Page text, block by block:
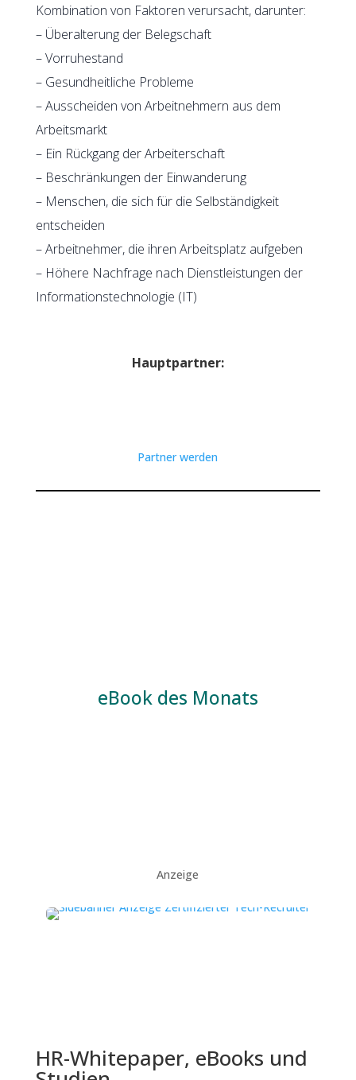
Kombination von Faktoren verursacht, darunter:
– Überalterung der Belegschaft
– Vorruhestand
– Gesundheitliche Probleme
– Ausscheiden von Arbeitnehmern aus dem
Arbeitsmarkt
– Ein Rückgang der Arbeiterschaft
– Beschränkungen der Einwanderung
– Menschen, die sich für die Selbständigkeit
entscheiden
– Arbeitnehmer, die ihren Arbeitsplatz aufgeben
– Höhere Nachfrage nach Dienstleistungen der
Informationstechnologie (IT)
Hauptpartner:
Partner werden
eBook des Monats
Anzeige
HR-Whitepaper, eBooks und